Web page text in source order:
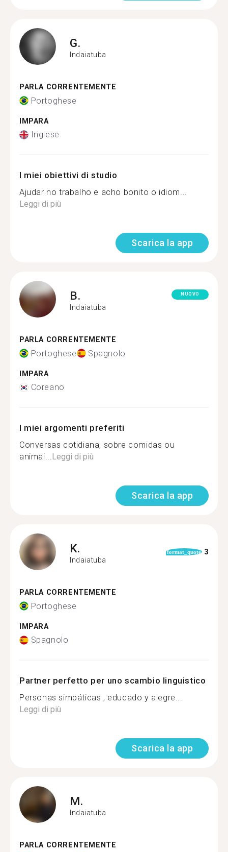
G.
Indaiatuba
PARLA CORRENTEMENTE
Portoghese
IMPARA
Inglese
I miei obiettivi di studio
Ajudar no trabalho e acho bonito o idiom...
Leggi di più
Scarica la app
B.
Indaiatuba
NUOVO
PARLA CORRENTEMENTE
Portoghese Spagnolo
IMPARA
Coreano
I miei argomenti preferiti
Conversas cotidiana, sobre comidas ou
animai...Leggi di più
Scarica la app
K.
Indaiatuba
format_quote 3
PARLA CORRENTEMENTE
Portoghese
IMPARA
Spagnolo
Partner perfetto per uno scambio linguistico
Personas simpáticas , educado y alegre...
Leggi di più
Scarica la app
M.
Indaiatuba
PARLA CORRENTEMENTE